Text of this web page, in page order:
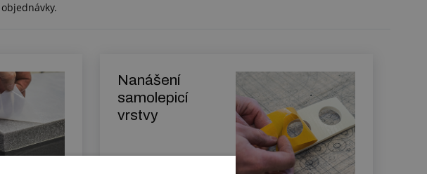
Nanášení
samolepicí
vrstvy